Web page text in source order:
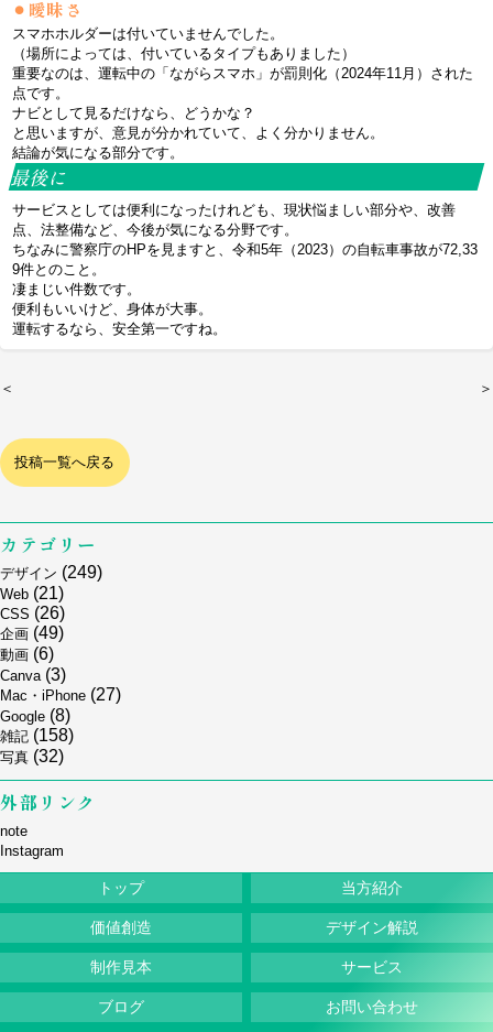
曖昧さ
スマホホルダーは付いていませんでした。
（場所によっては、付いているタイプもありました）
重要なのは、運転中の「ながらスマホ」が罰則化（2024年11月）された
点です。
ナビとして見るだけなら、どうかな？
と思いますが、意見が分かれていて、よく分かりません。
結論が気になる部分です。
最後に
サービスとしては便利になったけれども、現状悩ましい部分や、改善
点、法整備など、今後が気になる分野です。
ちなみに警察庁のHPを見ますと、令和5年（2023）の自転車事故が72,33
9件とのこと。
凄まじい件数です。
便利もいいけど、身体が大事。
運転するなら、安全第一ですね。
＜ ＞
投稿一覧へ戻る
カテゴリー
デザイン (249)
Web (21)
CSS (26)
企画 (49)
動画 (6)
Canva (3)
Mac・iPhone (27)
Google (8)
雑記 (158)
写真 (32)
外部リンク
note
Instagram
トップ 当方紹介
価値創造 デザイン解説
制作見本 サービス
ブログ お問い合わせ